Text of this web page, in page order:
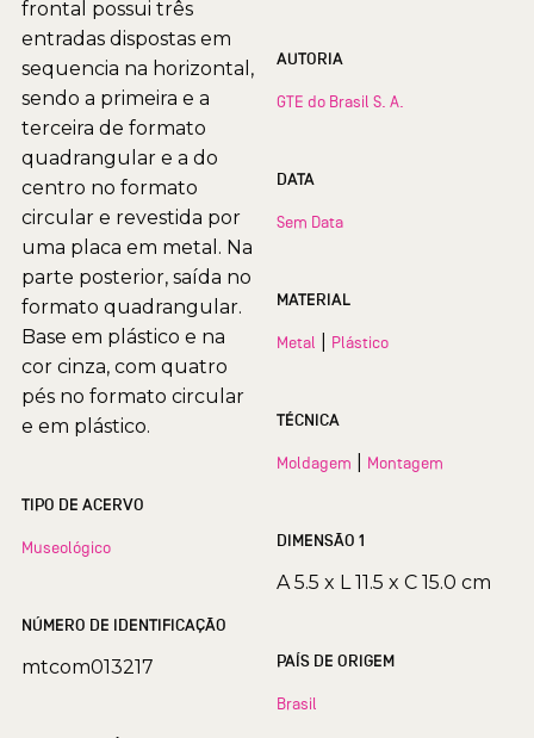
frontal possui três
entradas dispostas em
sequencia na horizontal,
sendo a primeira e a
terceira de formato
quadrangular e a do
centro no formato
circular e revestida por
uma placa em metal. Na
parte posterior, saída no
formato quadrangular.
Base em plástico e na
cor cinza, com quatro
pés no formato circular
e em plástico.
TIPO DE ACERVO
Museológico
NÚMERO DE IDENTIFICAÇÃO
mtcom013217
AUTORIA
GTE do Brasil S. A.
DATA
Sem Data
MATERIAL
Metal Plástico
TÉCNICA
Moldagem Montagem
DIMENSÃO 1
A 5.5 x L 11.5 x C 15.0 cm
PAÍS DE ORIGEM
Brasil